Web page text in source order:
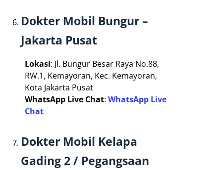
Dokter Mobil Bungur –
Jakarta Pusat
Lokasi: Jl. Bungur Besar Raya No.88,
RW.1, Kemayoran, Kec. Kemayoran,
Kota Jakarta Pusat
WhatsApp Live Chat: WhatsApp Live
Chat
Dokter Mobil Kelapa
Gading 2 / Pegangsaan